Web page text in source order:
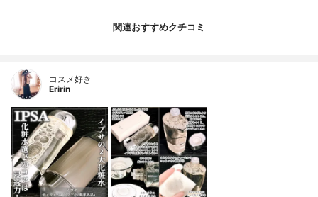
関連おすすめクチコミ
コスメ好き
Eririn